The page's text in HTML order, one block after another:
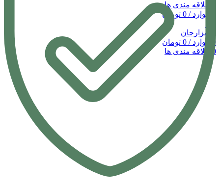
علاقه مندی ها
موارد /
0 تومان
0 موارد /
0 تومان
0
علاقه مندی ها